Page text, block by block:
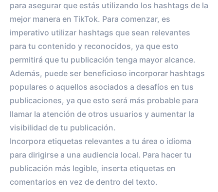
para asegurar que estás utilizando los hashtags de la
mejor manera en TikTok. Para comenzar, es
imperativo utilizar hashtags que sean relevantes
para tu contenido y reconocidos, ya que esto
permitirá que tu publicación tenga mayor alcance.
Además, puede ser beneficioso incorporar hashtags
populares o aquellos asociados a desafíos en tus
publicaciones, ya que esto será más probable para
llamar la atención de otros usuarios y aumentar la
visibilidad de tu publicación.
Incorpora etiquetas relevantes a tu área o idioma
para dirigirse a una audiencia local. Para hacer tu
publicación más legible, inserta etiquetas en
comentarios en vez de dentro del texto.